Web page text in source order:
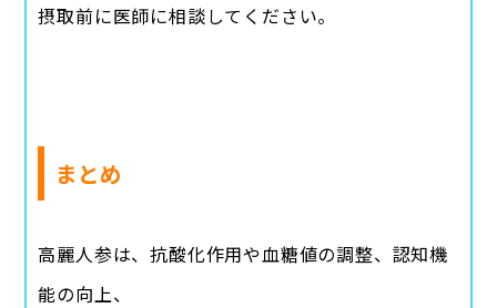
摂取前に医師に相談してください。
まとめ
高麗人参は、抗酸化作用や血糖値の調整、認知機
能の向上、